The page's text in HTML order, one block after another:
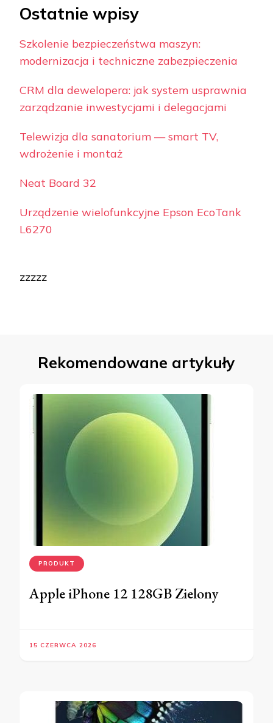
Ostatnie wpisy
Szkolenie bezpieczeństwa maszyn:
modernizacja i techniczne zabezpieczenia
CRM dla dewelopera: jak system usprawnia
zarządzanie inwestycjami i delegacjami
Telewizja dla sanatorium — smart TV,
wdrożenie i montaż
Neat Board 32
Urządzenie wielofunkcyjne Epson EcoTank
L6270
zzzzz
Rekomendowane artykuły
PRODUKT
Apple iPhone 12 128GB Zielony
15 CZERWCA 2026